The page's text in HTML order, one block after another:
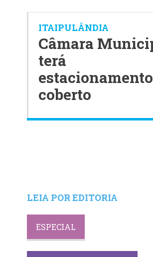
ITAIPULÂNDIA
Câmara
terá
estacionamento
coberto
LEIA POR EDITORIA
ESPECIAL